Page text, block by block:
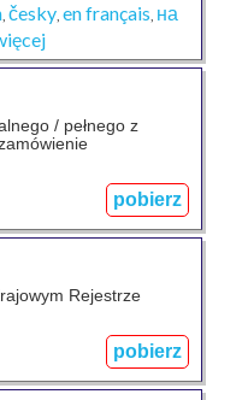
, česky, en français, на
/ pełnego z
pobierz
Rejestrze
pobierz